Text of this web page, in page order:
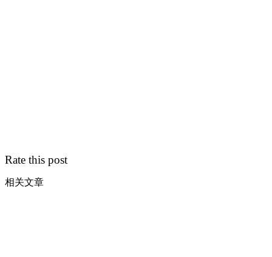
Rate this post
相关文章